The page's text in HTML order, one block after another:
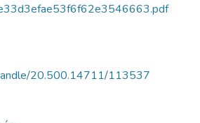
20.500.14711/113537